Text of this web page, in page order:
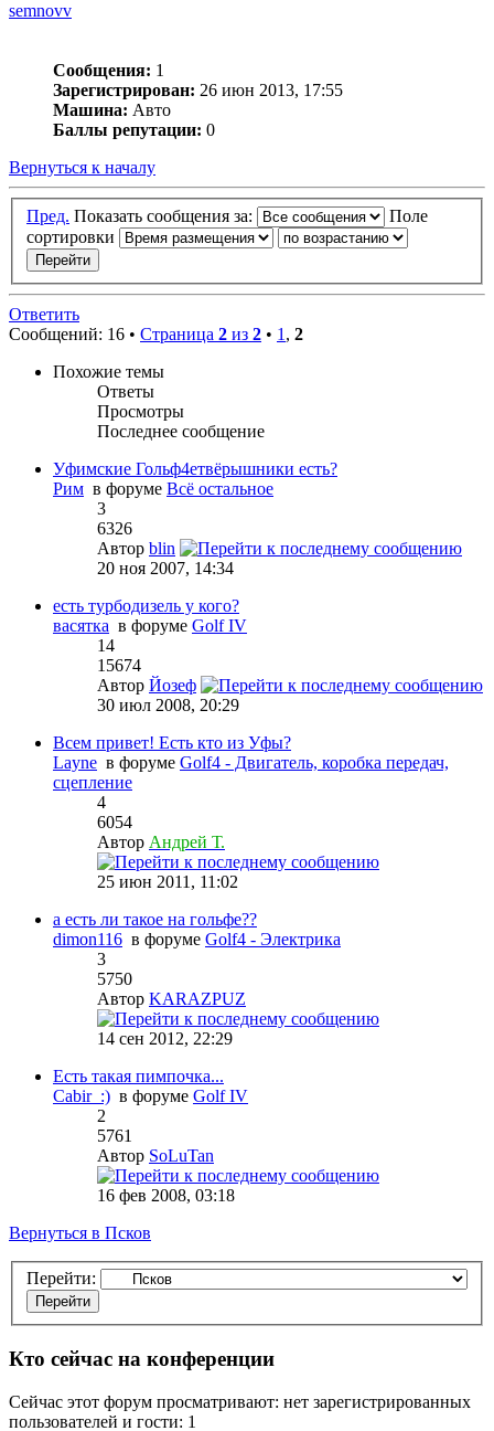
semnovv
Сообщения: 1
Зарегистрирован: 26 июн 2013, 17:55
Машина: Авто
Баллы репутации: 0
Вернуться к началу
Пред. Показать сообщения за:
Поле
сортировки
Ответить
Сообщений: 16 • Страница 2 из 2 • 1 , 2
Похожие темы
Ответы
Просмотры
Последнее сообщение
Уфимские Гольф4етвёрышники есть?
Рим в форуме Всё остальное
3
6326
Автор blin
20 ноя 2007, 14:34
есть турбодизель у кого?
васятка в форуме Golf IV
14
15674
Автор Йозеф
30 июл 2008, 20:29
Всем привет! Есть кто из Уфы?
Layne в форуме Golf4 - Двигатель, коробка передач,
сцепление
4
6054
Автор Андрей Т.
25 июн 2011, 11:02
а есть ли такое на гольфе??
dimon116 в форуме Golf4 - Электрика
3
5750
Автор KARAZPUZ
14 сен 2012, 22:29
Есть такая пимпочка...
Cabir_:) в форуме Golf IV
2
5761
Автор SoLuTan
16 фев 2008, 03:18
Вернуться в Псков
Перейти:
Кто сейчас на конференции
Сейчас этот форум просматривают: нет зарегистрированных
пользователей и гости: 1